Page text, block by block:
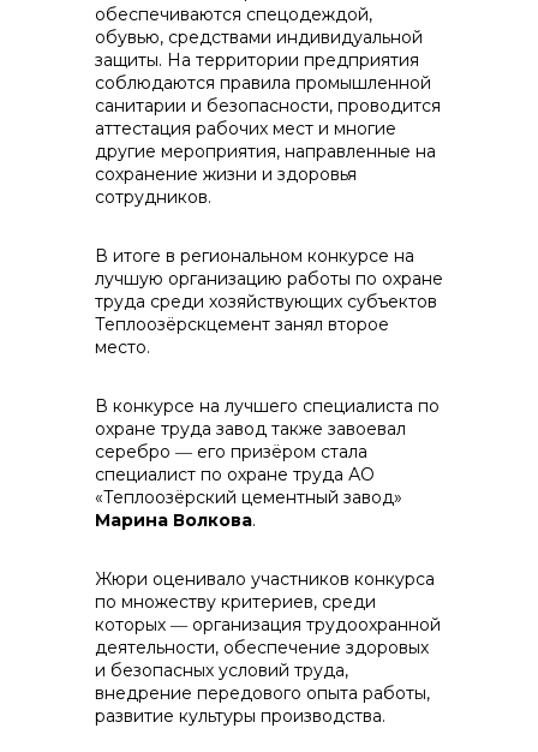
обеспечиваются спецодеждой,
обувью, средствами индивидуальной
защиты. На территории предприятия
соблюдаются правила промышленной
санитарии и безопасности, проводится
аттестация рабочих мест и многие
другие мероприятия, направленные на
сохранение жизни и здоровья
сотрудников.
В итоге в региональном конкурсе на
лучшую организацию работы по охране
труда среди хозяйствующих субъектов
Теплоозёрскцемент занял второе
место.
В конкурсе на лучшего специалиста по
охране труда завод также завоевал
серебро ― его призёром стала
специалист по охране труда АО
«Теплоозёрский цементный завод»
Марина Волкова.
Жюри оценивало участников конкурса
по множеству критериев, среди
которых ― организация трудоохранной
деятельности, обеспечение здоровых
и безопасных условий труда,
внедрение передового опыта работы,
развитие культуры производства.